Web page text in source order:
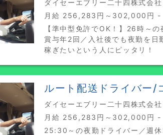
ダイセーエブリー二十四株式会
月給 256,283円～302,000円 -
【準中型免許でOK！】26時～
賞与年2回／入社後でも夜勤を
稼ぎたいという人にピッタリ！
ルート配送ドライバー/
ダイセーエブリー二十四株式会
月給 256,283円～302,000円 -
25:30～の夜勤ドライバー／週